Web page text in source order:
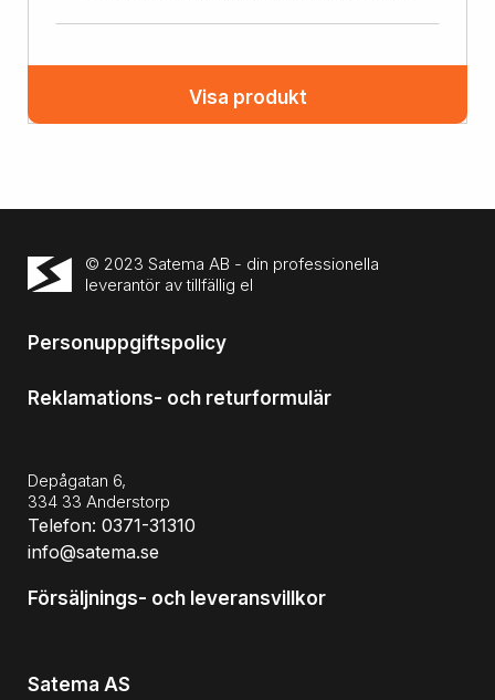
Visa produkt
© 2023 Satema AB - din professionella
leverantör av tillfällig el
Personuppgiftspolicy
Reklamations- och returformulär
Depågatan 6,
334 33 Anderstorp
Telefon: 0371-31310
info@satema.se
Försäljnings- och leveransvillkor
Satema AS